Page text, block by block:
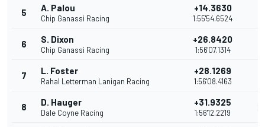
5 A. Palou
Chip Ganassi Racing
+14.3630
1:55'54.6524
6 S. Dixon
Chip Ganassi Racing
+26.8420
1:56'07.1314
7 L. Foster
Rahal Letterman Lanigan Racing
+28.1269
1:56'08.4163
8 D. Hauger
Dale Coyne Racing
+31.9325
1:56'12.2219